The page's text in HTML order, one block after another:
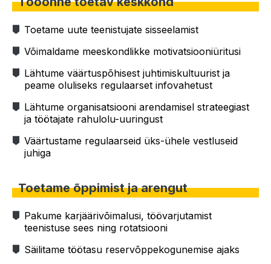
Toetame uute teenistujate sisseelamist
Võimaldame meeskondlikke motivatsiooniüritusi
Lähtume väärtuspõhisest juhtimiskultuurist ja
peame oluliseks regulaarset infovahetust
Lähtume organisatsiooni arendamisel strateegiast
ja töötajate rahulolu-uuringust
Väärtustame regulaarseid üks-ühele vestluseid
juhiga
Toetame õppimist ja arengut
Pakume karjäärivõimalusi, töövarjutamist
teenistuse sees ning rotatsiooni
Säilitame töötasu reservõppekogunemise ajaks